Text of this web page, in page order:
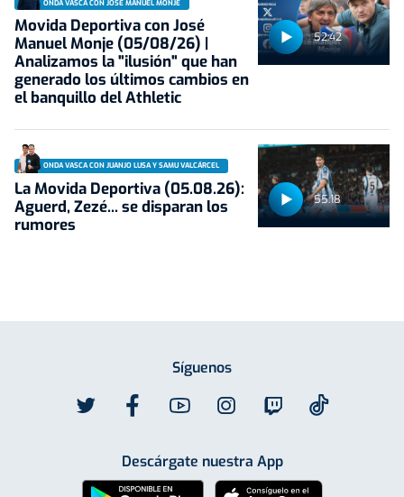
52:42
ONDA VASCA CON JOSÉ MANUEL MONJE
Movida Deportiva con José
Manuel Monje (05/08/26) |
Analizamos la "ilusión" que han
generado los últimos cambios en
el banquillo del Athletic
55:18
ONDA VASCA CON JUANJO LUSA Y SAMU VALCÁRCEL
La Movida Deportiva (05.08.26):
Aguerd, Zezé... se disparan los
rumores
Síguenos
Descárgate nuestra App